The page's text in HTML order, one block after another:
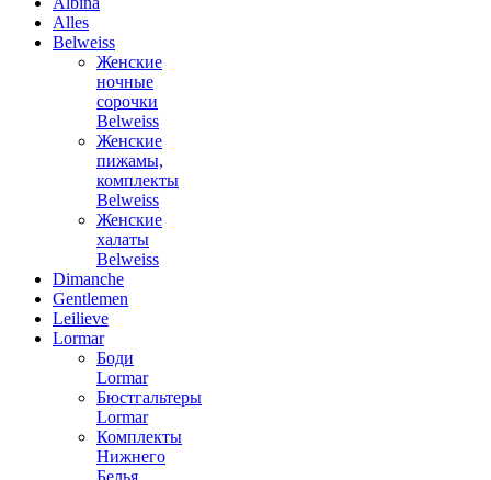
Alles
Belweiss
Женские
ночные
сорочки
Belweiss
Женские
пижамы,
комплекты
Belweiss
Женские
халаты
Belweiss
Dimanche
Gentlemen
Leilieve
Lormar
Боди
Lormar
Бюстгальтеры
Lormar
Комплекты
Нижнего
Белья